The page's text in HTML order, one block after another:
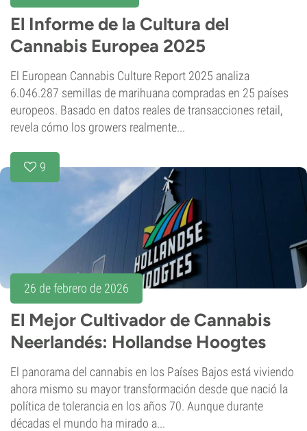
El Informe de la Cultura del
Cannabis Europea 2025
El European Cannabis Culture Report 2025 analiza
6.046.287 semillas de marihuana compradas en 25 países
europeos. Basado en datos reales de transacciones retail,
revela cómo los growers realmente...
9
26 de febrero de 2026
El Mejor Cultivador de Cannabis
Neerlandés: Hollandse Hoogtes
El panorama del cannabis en los Países Bajos está viviendo
ahora mismo su mayor transformación desde que nació la
política de tolerancia en los años 70. Aunque durante
décadas el mundo ha mirado a...